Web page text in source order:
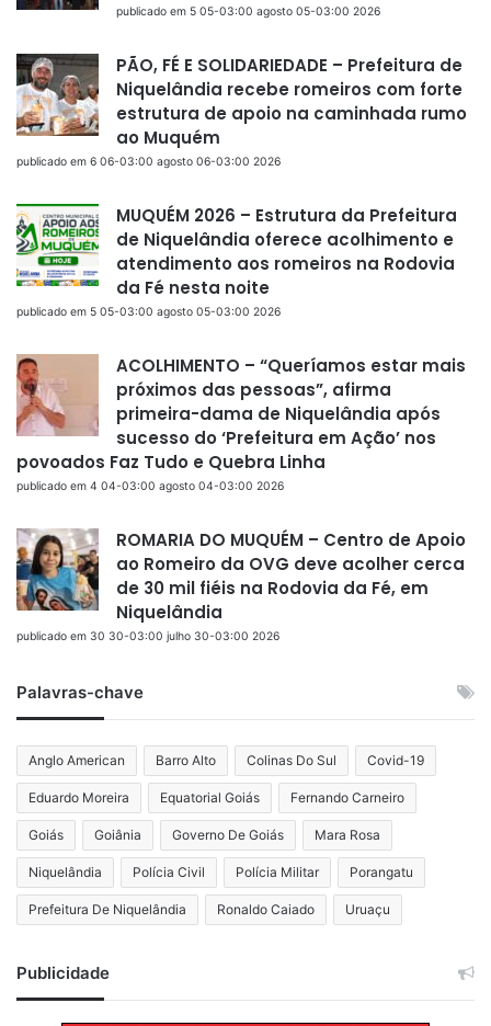
publicado em 5 05-03:00 agosto 05-03:00 2026
PÃO, FÉ E SOLIDARIEDADE – Prefeitura de
Niquelândia recebe romeiros com forte
estrutura de apoio na caminhada rumo
ao Muquém
publicado em 6 06-03:00 agosto 06-03:00 2026
MUQUÉM 2026 – Estrutura da Prefeitura
de Niquelândia oferece acolhimento e
atendimento aos romeiros na Rodovia
da Fé nesta noite
publicado em 5 05-03:00 agosto 05-03:00 2026
ACOLHIMENTO – “Queríamos estar mais
próximos das pessoas”, afirma
primeira-dama de Niquelândia após
sucesso do ‘Prefeitura em Ação’ nos
povoados Faz Tudo e Quebra Linha
publicado em 4 04-03:00 agosto 04-03:00 2026
ROMARIA DO MUQUÉM – Centro de Apoio
ao Romeiro da OVG deve acolher cerca
de 30 mil fiéis na Rodovia da Fé, em
Niquelândia
publicado em 30 30-03:00 julho 30-03:00 2026
Palavras-chave
Anglo American Barro Alto Colinas Do Sul Covid-19
Eduardo Moreira Equatorial Goiás Fernando Carneiro
Goiás Goiânia Governo De Goiás Mara Rosa
Niquelândia Polícia Civil Polícia Militar Porangatu
Prefeitura De Niquelândia Ronaldo Caiado Uruaçu
Publicidade